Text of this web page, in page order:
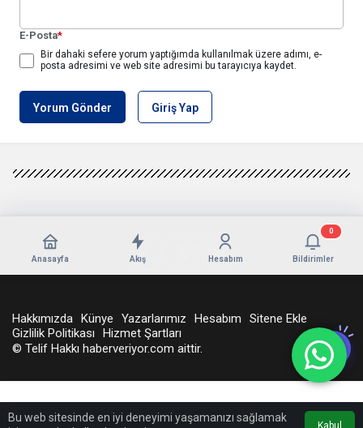
E-Posta*
Bir dahaki sefere yorum yaptığımda kullanılmak üzere adımı, e-
posta adresimi ve web site adresimi bu tarayıcıya kaydet.
Yorum Gönder Giriş Yap
Bu web sitesinde en iyi deneyimi yaşamanızı sağlamak
Kabul
Anasayfa Akış Hesabım Bildirimler
0
Hakkımızda Künye Yazarlarımız Hesabım
Sitene Ekle
Gizlilik Politikası
Hizmet Şartları
© Telif Hakkı haberveriyor.com aittir.